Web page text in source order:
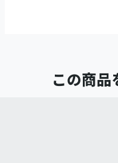
この商品